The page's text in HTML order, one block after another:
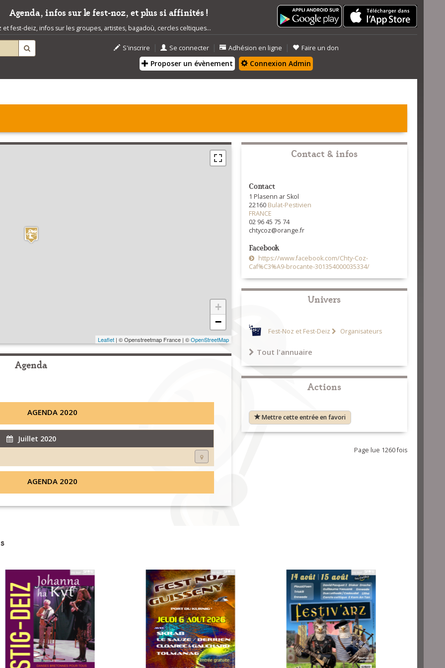
Agenda, infos sur le fest-noz, et plus si affinités !
fest-deiz, infos sur les groupes, artistes, bagadoù, cercles celtiques...
S'inscrire | Se connecter | Adhésion en ligne | Faire un don
Proposer un évènement Connexion Admin
+
−
Leaflet| © Openstreetmap France | ©OpenStreetMap
Agenda
AGENDA 2020
Juillet 2020
AGENDA 2020
Contact & infos
Contact
1 Plasenn ar Skol
22160 Bulat-Pestivien
FRANCE
02 96 45 75 74
chtycoz@orange.fr
Facebook
https://www.facebook.com/Chty-Coz-
Caf%C3%A9-brocante-301354000035334/
Univers
Fest-Noz et Fest-Deiz Organisateurs
Tout l'annuaire
Actions
Mettre cette entrée en favori
Page lue 1260 fois